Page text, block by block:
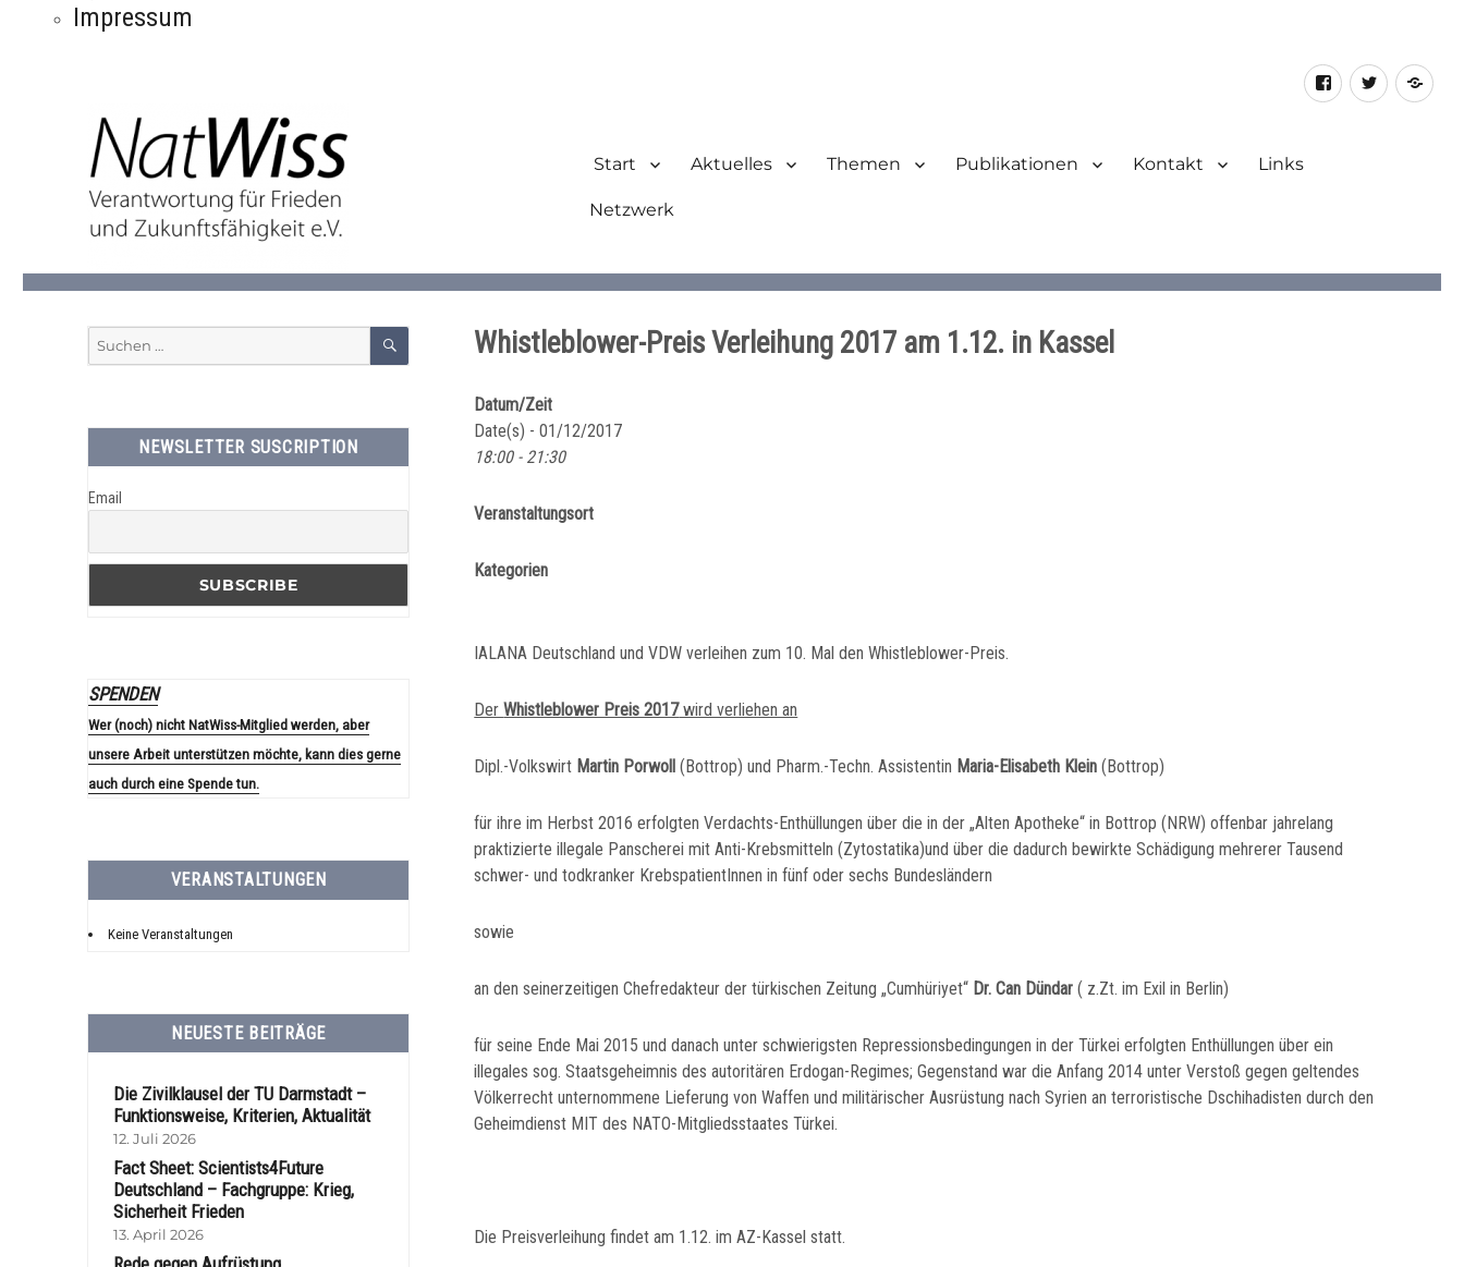
Impressum
FacebookTwitter
Start Aktuelles Themen Publikationen Kontakt Links
Netzwerk
Whistleblower-Preis Verleihung 2017 am 1.12. in Kassel
Datum/Zeit
Date(s) - 01/12/2017
18:00 - 21:30
Veranstaltungsort
Kategorien
IALANA Deutschland und VDW verleihen zum 10. Mal den Whistleblower-Preis.
DerWhistleblower Preis 2017wird verliehen an
Dipl.-Volkswirt Martin Porwoll (Bottrop) und Pharm.-Techn. Assistentin Maria-Elisabeth Klein (Bottrop)
für ihre im Herbst 2016 erfolgten Verdachts-Enthüllungen über die in der „Alten Apotheke“ in Bottrop (NRW) offenbar jahrelang
praktizierte illegale Panscherei mit Anti-Krebsmitteln (Zytostatika)und über die dadurch bewirkte Schädigung mehrerer Tausend
schwer- und todkranker KrebspatientInnen in fünf oder sechs Bundesländern
sowie
an den seinerzeitigen Chefredakteur der türkischen Zeitung „Cumhüriyet“ Dr. Can Dündar ( z.Zt. im Exil in Berlin)
für seine Ende Mai 2015 und danach unter schwierigsten Repressionsbedingungen in der Türkei erfolgten Enthüllungen über ein
illegales sog. Staatsgeheimnis des autoritären Erdogan-Regimes; Gegenstand war die Anfang 2014 unter Verstoß gegen geltendes
Völkerrecht unternommene Lieferung von Waffen und militärischer Ausrüstung nach Syrien an terroristische Dschihadisten durch den
Geheimdienst MIT des NATO-Mitgliedsstaates Türkei.
Die Preisverleihung findet am 1.12. im AZ-Kassel statt.
Suchen
SUCHEN
NEWSLETTER SUSCRIPTION
Email
SPENDEN
Wer (noch) nicht NatWiss-Mitglied werden, aber
unsere Arbeit unterstützen möchte, kann dies gerne
auch durch eine Spende tun.
VERANSTALTUNGEN
Keine Veranstaltungen
NEUESTE BEITRÄGE
Die Zivilklausel der TU Darmstadt –
Funktionsweise, Kriterien, Aktualität
12. Juli 2026
Fact Sheet: Scientists4Future
Deutschland – Fachgruppe: Krieg,
Sicherheit Frieden
13. April 2026